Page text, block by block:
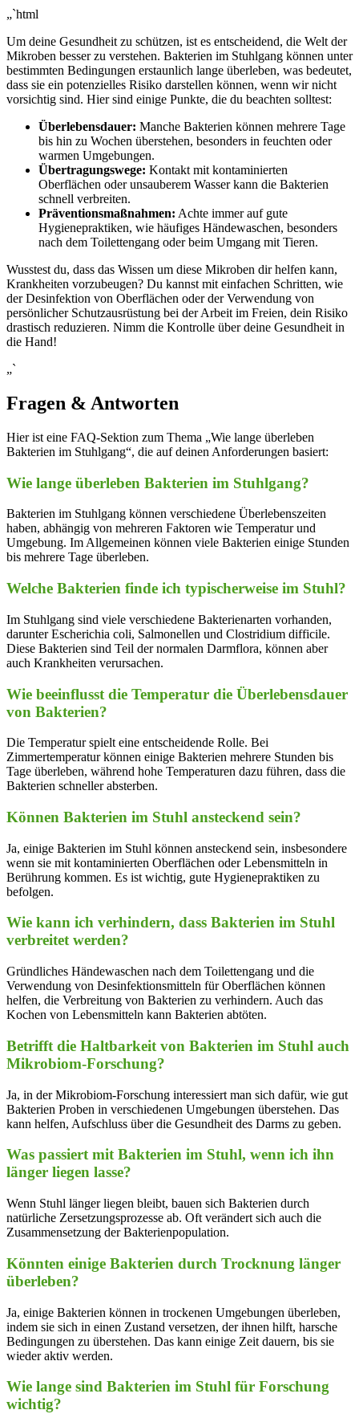
„`html
Um⁢ deine Gesundheit zu schützen, ist⁢ es entscheidend, die Welt⁤ der
Mikroben besser zu verstehen. ⁤Bakterien im Stuhlgang können unter
bestimmten Bedingungen erstaunlich lange ​überleben, was bedeutet,
dass sie ein potenzielles⁢ Risiko darstellen können, wenn wir nicht
vorsichtig sind.​ Hier sind einige Punkte, die du beachten solltest:
Überlebensdauer: Manche Bakterien können mehrere‌ Tage
bis hin ⁢zu Wochen überstehen, besonders ⁣in feuchten oder⁣
warmen Umgebungen.
Übertragungswege: Kontakt mit kontaminierten
Oberflächen oder​ unsauberem Wasser kann die Bakterien​
schnell verbreiten.
Präventionsmaßnahmen: Achte immer⁤ auf gute
⁢Hygienepraktiken, wie häufiges Händewaschen, besonders
nach dem Toilettengang oder beim Umgang mit Tieren.
Wusstest du, dass das Wissen um​ diese‍ Mikroben dir ⁣helfen kann,
Krankheiten vorzubeugen? Du kannst mit einfachen Schritten, wie
⁣der​ Desinfektion von Oberflächen oder der Verwendung von
⁢persönlicher Schutzausrüstung bei der Arbeit im⁣ Freien, dein Risiko
drastisch reduzieren. Nimm die Kontrolle über deine Gesundheit⁣ in
die Hand!
„`
Fragen & Antworten
Hier ist eine FAQ-Sektion zum‍ Thema „Wie lange überleben
Bakterien⁢ im Stuhlgang“, die auf deinen Anforderungen basiert:
Wie lange überleben Bakterien im Stuhlgang?
Bakterien im Stuhlgang können verschiedene Überlebenszeiten
haben, abhängig von mehreren Faktoren wie Temperatur und
Umgebung. Im Allgemeinen können viele Bakterien einige ⁤Stunden
bis mehrere Tage‍ überleben.
Welche Bakterien finde ich⁣ typischerweise im Stuhl?
Im Stuhlgang sind viele verschiedene Bakterienarten vorhanden,
darunter Escherichia coli, Salmonellen und⁢ Clostridium difficile.
Diese ⁢Bakterien sind ⁢Teil der normalen Darmflora, können aber⁢
auch Krankheiten verursachen.
Wie beeinflusst die Temperatur die⁢ Überlebensdauer
von Bakterien?
Die Temperatur spielt eine entscheidende Rolle. Bei
Zimmertemperatur können einige Bakterien mehrere Stunden bis
Tage überleben, während hohe​ Temperaturen dazu führen,⁤ dass die
Bakterien schneller‍ absterben.
Können Bakterien⁢ im Stuhl ansteckend​ sein?
Ja, einige Bakterien ​im Stuhl können ansteckend sein, insbesondere
wenn sie mit kontaminierten Oberflächen⁢ oder Lebensmitteln in
Berührung kommen. Es ist wichtig, gute⁢ Hygienepraktiken ​zu
befolgen.
Wie kann ich verhindern, dass Bakterien im Stuhl
verbreitet werden?
Gründliches Händewaschen nach dem Toilettengang und die
Verwendung⁤ von⁤ Desinfektionsmitteln‍ für Oberflächen können
helfen, ⁢die Verbreitung von Bakterien​ zu verhindern. Auch das
‌Kochen von Lebensmitteln kann‍ Bakterien abtöten.
Betrifft die Haltbarkeit von Bakterien im Stuhl auch
Mikrobiom-Forschung?
Ja, in der Mikrobiom-Forschung interessiert man sich dafür, wie gut
‍Bakterien ​Proben in ⁣verschiedenen Umgebungen überstehen. Das
kann helfen, Aufschluss über die Gesundheit des Darms zu ‍geben.
Was passiert mit Bakterien im Stuhl, wenn ich ihn
länger liegen lasse?
Wenn Stuhl länger liegen bleibt, bauen sich Bakterien durch‌
natürliche Zersetzungsprozesse ab. Oft verändert sich auch die
⁤Zusammensetzung der Bakterienpopulation.
Könnten einige‌ Bakterien durch Trocknung länger
überleben?
Ja, einige Bakterien können⁤ in trockenen Umgebungen überleben,
indem sie⁢ sich in einen Zustand versetzen,⁤ der ihnen hilft, harsche
Bedingungen zu überstehen. Das⁢ kann einige Zeit dauern, bis sie
wieder aktiv⁢ werden.
Wie lange ‌sind⁣ Bakterien im ⁤Stuhl für Forschung
wichtig?